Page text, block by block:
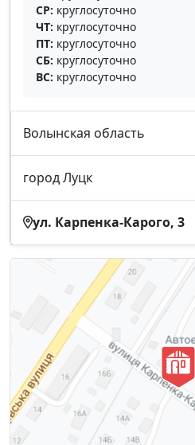
СР: круглосуточно
ЧТ: круглосуточно
ПТ: круглосуточно
СБ: круглосуточно
ВС: круглосуточно
Волынская область
город Луцк
ул. Карпенка-Карого, 3